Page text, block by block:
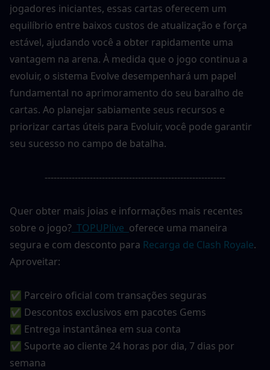
jogadores iniciantes, essas cartas oferecem um
equilíbrio entre baixos custos de atualização e força
estável, ajudando você a obter rapidamente uma
vantagem na arena. À medida que o jogo continua a
evoluir, o sistema Evolve desempenhará um papel
fundamental no aprimoramento do seu baralho de
cartas. Ao planejar sabiamente seus recursos e
priorizar cartas úteis para Evoluir, você pode garantir
seu sucesso no campo de batalha.
------------------------------------------------------------
Quer obter mais joias e informações mais recentes
sobre o jogo? TOPUPlive oferece uma maneira
segura e com desconto para Recarga de Clash Royale.
Aproveitar:
✅ Parceiro oficial com transações seguras
✅ Descontos exclusivos em pacotes Gems
✅ Entrega instantânea em sua conta
✅ Suporte ao cliente 24 horas por dia, 7 dias por
semana